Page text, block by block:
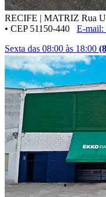
RECIFE | MATRIZ Rua
• CEP 51150-440
E-mail:
Sexta das 08:00 às 18:00